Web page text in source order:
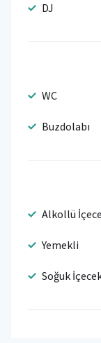
DJ
WC
Buzdolabı
Alkollü
Yemekli
Soğuk